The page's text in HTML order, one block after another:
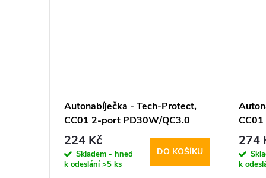
Autonabíječka - Tech-Protect,
CC01 2-port PD30W/QC3.0
224 Kč
Skladem - hned
k odeslání>5 ks
DO KOŠÍKU
274
k